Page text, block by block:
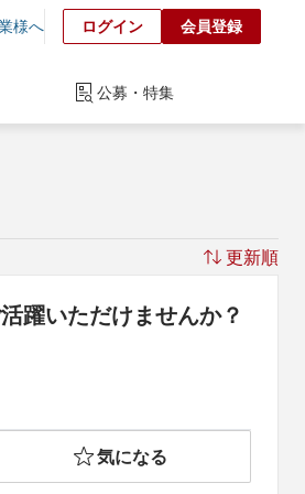
様へ ログイン 会員登録
公募・特集
更新順
躍いただけませんか？
気になる